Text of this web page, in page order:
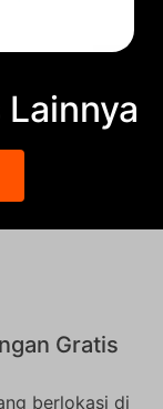
Gratis
berlokasi di